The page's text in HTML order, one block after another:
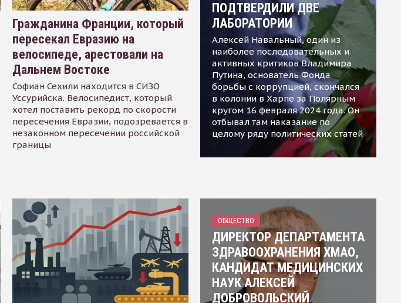
Гражданина Франции, который
пересекал Евразию на
велосипеде, арестовали на
Дальнем Востоке
Софиан Сехили находится в СИЗО
Уссурийска. Велосипедист, который
хотел поставить рекорд по скорости
пересечения Евразии, подозревается в
незаконном пересечении российской
границы
ПОДТВЕРДИЛИ ДВЕ
ЛАБОРАТОРИИ
Алексей Навальный, один из
наиболее последовательных и
активных критиков Владимира
Путина, основатель Фонда
борьбы с коррупцией, скончался
в колонии в Харпе за Полярным
кругом 16 февраля 2024 года. Он
отбывал там наказание по
целому ряду политических статей
ОБЩЕСТВО
ДИРЕКТОР ДЕПАРТАМЕНТА
ЗДРАВООХРАНЕНИЯ ХМАО,
КАНДИДАТ МЕДИЦИНСКИХ
НАУК АЛЕКСЕЙ
ДОБРОВОЛЬСКИЙ